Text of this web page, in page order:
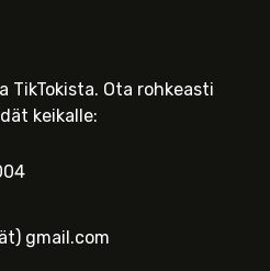
TikTokista. Ota rohkeasti
keikalle:
gmail.com